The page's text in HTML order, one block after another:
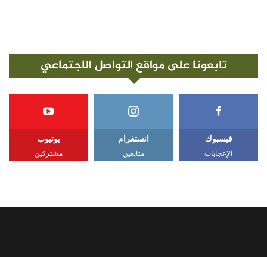
تابعونا على مواقع التواصل الاجتماعي
فيسبوك
الإعجابات
انستغرام
متابعين
يوتيوب
مشتركين